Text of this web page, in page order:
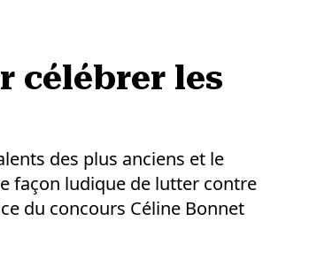
célébrer les
des plus anciens et le
façon ludique de lutter contre
du concours Céline Bonnet